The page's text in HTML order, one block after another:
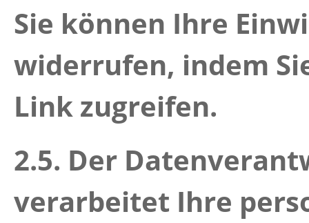
Sie können Ihre
widerrufen, indem
Link zugreifen.
2.5. Der
verarbeitet Ihre